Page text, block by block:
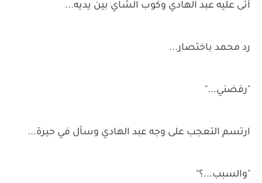
أتى عليه عبد الهادي وكوب الشاي بين يديه...
رد محمد باختصار...
"رفضني..."
ارتسم التعجب على وجه عبد الهادي وسأل في حيرة...
"والسبب...؟"